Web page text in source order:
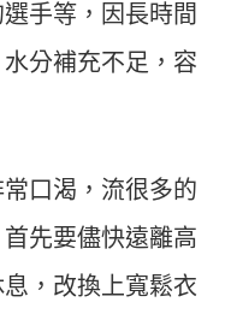
手等，因長時間
分補充不足，容
口渴，流很多的
先要儘快遠離高
，改換上寬鬆衣